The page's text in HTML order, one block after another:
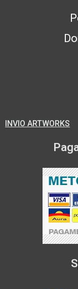
INVIO ARTWORKS